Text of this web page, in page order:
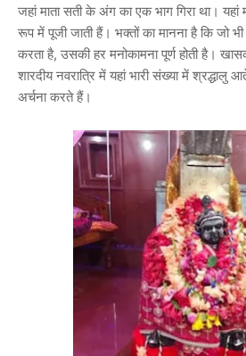
जहां माता सती के अंग का एक भाग गिरा था। यहां
रूप में पूजी जाती हैं। भक्तों का मानना है कि जो
करता है, उसकी हर मनोकामना पूर्ण होती है।
शारदीय नवरात्रि में यहां भारी संख्या में श्रद्धालु
अर्चना करते हैं।